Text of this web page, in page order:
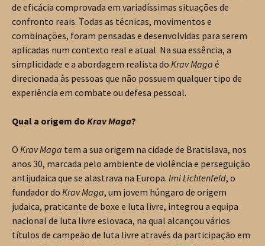
de eficácia comprovada em variadíssimas situações de
confronto reais. Todas as técnicas, movimentos e
combinações, foram pensadas e desenvolvidas para serem
aplicadas num contexto real e atual. Na sua essência, a
simplicidade e a abordagem realista do Krav Maga é
direcionada às pessoas que não possuem qualquer tipo de
experiência em combate ou defesa pessoal.
Qual a origem do Krav Maga?
O Krav Maga tem a sua origem na cidade de Bratislava, nos
anos 30, marcada pelo ambiente de violência e perseguição
antijudaica que se alastrava na Europa. Imi Lichtenfeld, o
fundador do Krav Maga, um jovem húngaro de origem
judaica, praticante de boxe e luta livre, integrou a equipa
nacional de luta livre eslovaca, na qual alcançou vários
títulos de campeão de luta livre através da participação em